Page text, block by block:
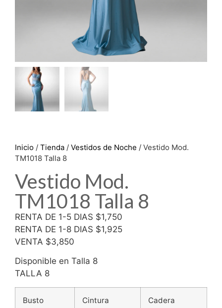
Inicio / Tienda / Vestidos de Noche / Vestido Mod.
TM1018 Talla 8
Vestido Mod.
TM1018 Talla 8
RENTA DE 1-5 DIAS $1,750
RENTA DE 1-8 DIAS $1,925
VENTA $3,850
Disponible en Talla 8
TALLA 8
Busto Cintura Cadera